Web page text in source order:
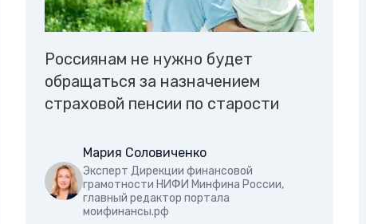
Россиянам не нужно будет
обращаться за назначением
страховой пенсии по старости
Мария Соловиченко
Эксперт Дирекции финансовой
грамотности НИФИ Минфина России,
главный редактор портала
моифинансы.рф